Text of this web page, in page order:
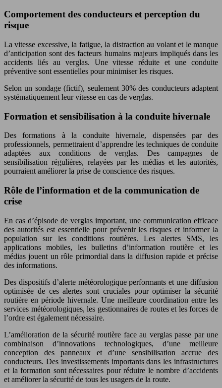
Comportement des conducteurs et perception du
risque
La vitesse excessive, la fatigue, la distraction au volant et le manque
d’anticipation sont des facteurs humains majeurs impliqués dans les
accidents liés au verglas. Une vitesse réduite et une conduite
préventive sont essentielles pour minimiser les risques.
Selon un sondage (fictif), seulement 30% des conducteurs adaptent
systématiquement leur vitesse en cas de verglas.
Formation et sensibilisation à la conduite hivernale
Des formations à la conduite hivernale, dispensées par des
professionnels, permettraient d’apprendre les techniques de conduite
adaptées aux conditions de verglas. Des campagnes de
sensibilisation régulières, relayées par les médias et les autorités,
pourraient améliorer la prise de conscience des risques.
Rôle de l’information et de la communication de
crise
En cas d’épisode de verglas important, une communication efficace
des autorités est essentielle pour prévenir les risques et informer la
population sur les conditions routières. Les alertes SMS, les
applications mobiles, les bulletins d’information routière et les
médias jouent un rôle primordial dans la diffusion rapide et précise
des informations.
Des dispositifs d’alerte météorologique performants et une diffusion
optimisée de ces alertes sont cruciales pour optimiser la sécurité
routière en période hivernale. Une meilleure coordination entre les
services météorologiques, les gestionnaires de routes et les forces de
l’ordre est également nécessaire.
L’amélioration de la sécurité routière face au verglas passe par une
combinaison d’innovations technologiques, d’une meilleure
conception des panneaux et d’une sensibilisation accrue des
conducteurs. Des investissements importants dans les infrastructures
et la formation sont nécessaires pour réduire le nombre d’accidents
et améliorer la sécurité de tous les usagers de la route.